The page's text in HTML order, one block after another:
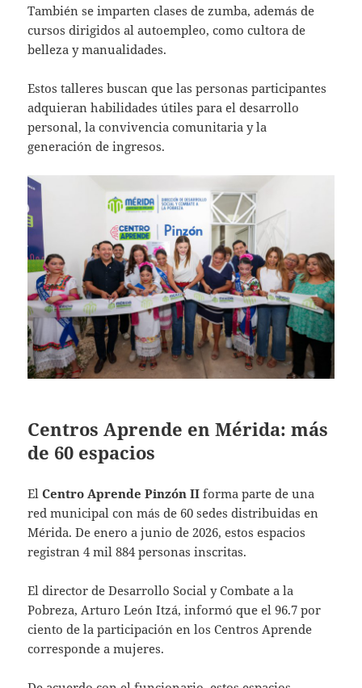
También se imparten clases de zumba, además de
cursos dirigidos al autoempleo, como cultora de
belleza y manualidades.
Estos talleres buscan que las personas participantes
adquieran habilidades útiles para el desarrollo
personal, la convivencia comunitaria y la
generación de ingresos.
Centros Aprende en Mérida: más
de 60 espacios
ElCentro Aprende Pinzón II forma parte de una
red municipal con más de 60 sedes distribuidas en
Mérida. De enero a junio de 2026, estos espacios
registran 4 mil 884 personas inscritas.
El director de Desarrollo Social y Combate a la
Pobreza, Arturo León Itzá, informó que el 96.7 por
ciento de la participación en los Centros Aprende
corresponde a mujeres.